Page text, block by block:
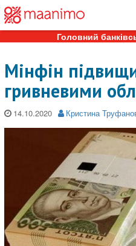
Головний
Мінфін
гривневими
14.10.2020 Кристина